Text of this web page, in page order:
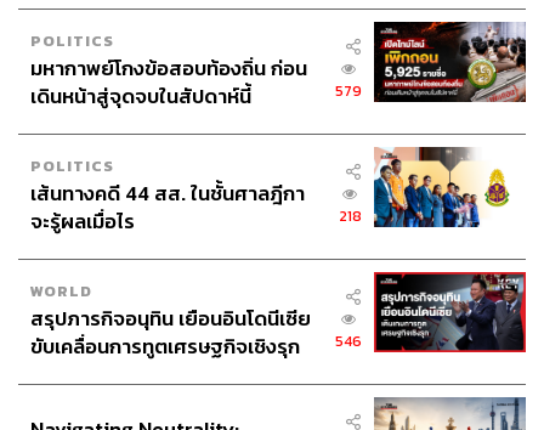
POLITICS
มหากาพย์โกงข้อสอบท้องถิ่น ก่อน
เดินหน้าสู่จุดจบในสัปดาห์นี้
579
POLITICS
เส้นทางคดี 44 สส. ในชั้นศาลฎีกา
จะรู้ผลเมื่อไร
218
WORLD
สรุปภารกิจอนุทิน เยือนอินโดนีเซีย
ขับเคลื่อนการทูตเศรษฐกิจเชิงรุก
546